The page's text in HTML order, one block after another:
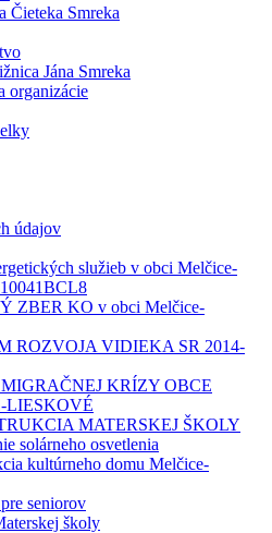
Čieteka Smreka
Jána Smreka
organizácie
údajov
služieb v obci Melčice-
ZBER KO v obci Melčice-
ROZVOJA VIDIEKA SR 2014-
KRÍZY OBCE
LIESKOVÉ
MATERSKEJ ŠKOLY
solárneho osvetlenia
kultúrneho domu Melčice-
seniorov
školy